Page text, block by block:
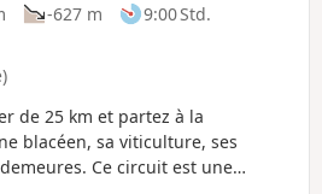
-627 m
9:00 Std.
de 25 km et partez à la
blacéen, sa viticulture, ses
Ce circuit est une